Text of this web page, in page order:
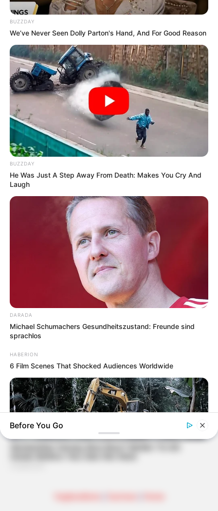
BUZZDAY
We’ve Never Seen Dolly Parton's Hand, And For Good Reason
BUZZDAY
He Was Just A Step Away From Death: Makes You Cry And
Laugh
DARADA
Michael Schumachers Gesundheitszustand: Freunde sind
sprachlos
HABERION
6 Film Scenes That Shocked Audiences Worldwide
Before You Go